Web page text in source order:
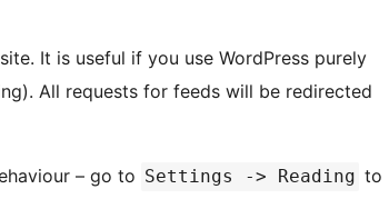
It is useful if you use WordPress purely
All requests for feeds will be redirected
– go to Settings -> Reading to